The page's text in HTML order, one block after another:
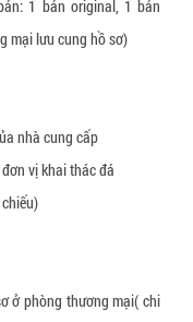
1 bản original, 1 bản
mại lưu cung hồ sơ)
nhà cung cấp
vị khai thác đá
ở phòng thương mại( chi